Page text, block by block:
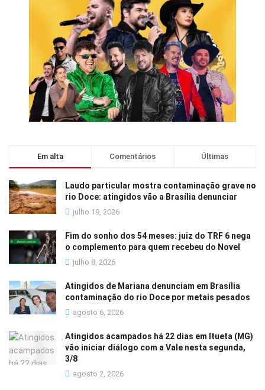
Em alta Comentários Últimas
Laudo particular mostra contaminação grave no
rio Doce: atingidos vão a Brasília denunciar
julho 19, 2026
Fim do sonho dos 54 meses: juiz do TRF 6 nega
o complemento para quem recebeu do Novel
julho 8, 2026
Atingidos de Mariana denunciam em Brasília
contaminação do rio Doce por metais pesados
agosto 6, 2026
Atingidos acampados há 22 dias em Itueta (MG)
vão iniciar diálogo com a Vale nesta segunda,
3/8
agosto 2, 2026